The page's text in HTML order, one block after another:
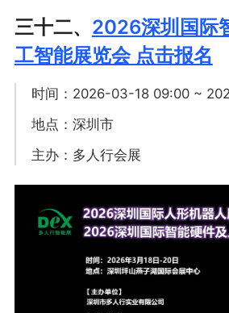
三十二、 2026深圳国际
工智能展览会 点击报名
时间：2026-03-18 09:00 ~
地点：深圳市
主办：多人行会展